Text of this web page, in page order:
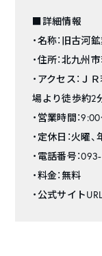
■詳細情報
・名称：旧古河
・住所：北九州
・アクセス：
場より徒歩約2
・営業時間：
・定休日：火曜
・電話番号：
・料金：無料
・公式サイトURL